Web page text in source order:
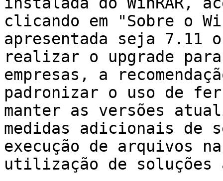
clicando em "Sobre o
apresentada seja 7.11
realizar o upgrade
empresas, a
padronizar o uso de
manter as versões
medidas adicionais de
execução de arquivos
utilização de